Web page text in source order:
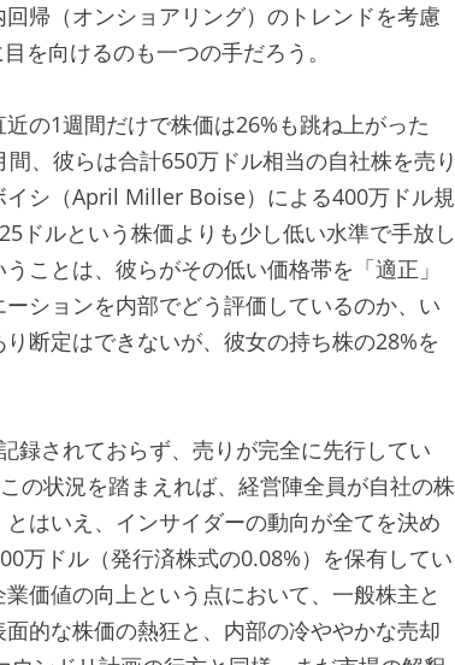
帰（オンショアリング）のトレンドを考慮
を向けるのも一つの手だろう。
の1週間だけで株価は26%も跳ね上がった
、彼らは合計650万ドル相当の自社株を売り
シ（April Miller Boise）による400万ドル規
ドルという株価よりも少し低い水準で手放し
ことは、彼らがその低い価格帯を「適正」
ションを内部でどう評価しているのか、い
断定はできないが、彼女の持ち株の28%を
録されておらず、売りが完全に先行してい
の状況を踏まえれば、経営陣全員が自社の株
はいえ、インサイダーの動向が全てを決め
万ドル（発行済株式の0.08%）を保有してい
価値の向上という点において、一般株主と
的な株価の熱狂と、内部の冷ややかな売却